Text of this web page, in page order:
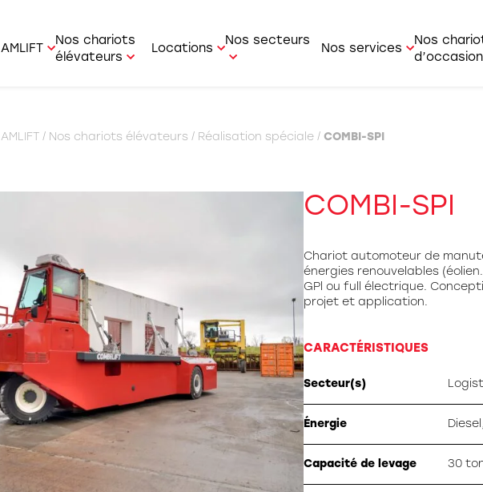
AMLIFT
Nous rejoindre
Nos chariots
élévateurs
Gerbeur / Transpalette /
Préparateur de commande
Portique mobile
Réalisation spéciale
Locations
Location longue durée
Nos secteurs
Logistique
Nos services
Service commercial
Nos
d’occasion
AMLIFT / Nos chariots élévateurs / Réalisation spéciale / COMBI-SPI
COMBI-SPI
Chariot automoteur de
énergies renouvelables
GPl ou full électrique.
projet et application.
CARACTÉRISTIQUES
Secteur(s)
Énergie
Capacité de levage 30